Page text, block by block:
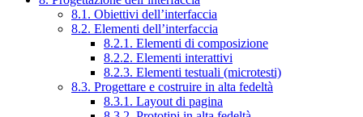
8.1. Obiettivi dell’interfaccia
8.2. Elementi dell’interfaccia
8.2.1. Elementi di composizione
8.2.2. Elementi interattivi
8.2.3. Elementi testuali (microtesti)
8.3. Progettare e costruire in alta fedeltà
8.3.1. Layout di pagina